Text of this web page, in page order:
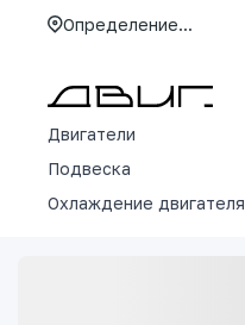
Определение...
Двигатели
Подвеска
Охлаждение двигателя